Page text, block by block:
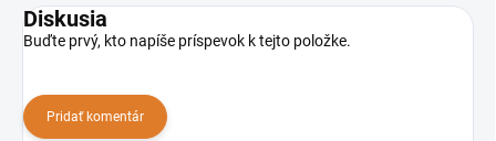
Diskusia
Buďte prvý, kto napíše príspevok k tejto položke.
Pridať komentár